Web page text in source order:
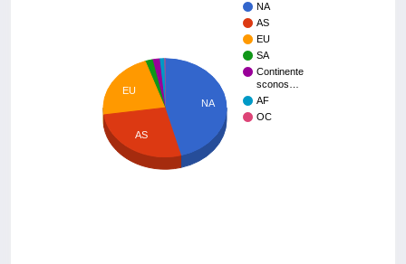
NA
AS
EU
SA
Continente
sconos…
AF
OC
NA
EU
AS